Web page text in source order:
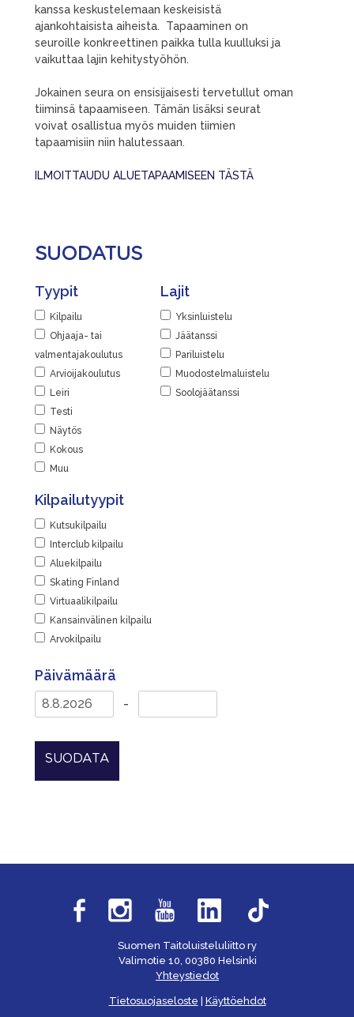
kanssa keskustelemaan keskeisistä
ajankohtaisista aiheista. Tapaaminen on
seuroille konkreettinen paikka tulla kuulluksi ja
vaikuttaa lajin kehitystyöhön.
Jokainen seura on ensisijaisesti tervetullut oman
tiiminsä tapaamiseen. Tämän lisäksi seurat
voivat osallistua myös muiden tiimien
tapaamisiin niin halutessaan.
ILMOITTAUDU ALUETAPAAMISEEN TÄSTÄ
SUODATUS
Tyypit
Kilpailu
Ohjaaja- tai
valmentajakoulutus
Arvioijakoulutus
Leiri
Testi
Näytös
Kokous
Muu
Lajit
Yksinluistelu
Jäätanssi
Pariluistelu
Muodostelmaluistelu
Soolojäätanssi
Kilpailutyypit
Kutsukilpailu
Interclub kilpailu
Aluekilpailu
Skating Finland
Virtuaalikilpailu
Kansainvälinen kilpailu
Arvokilpailu
Päivämäärä
-
SUODATA
Suomen Taitoluisteluliitto ry
Valimotie 10, 00380 Helsinki
Yhteystiedot
Tietosuojaseloste Käyttöehdot